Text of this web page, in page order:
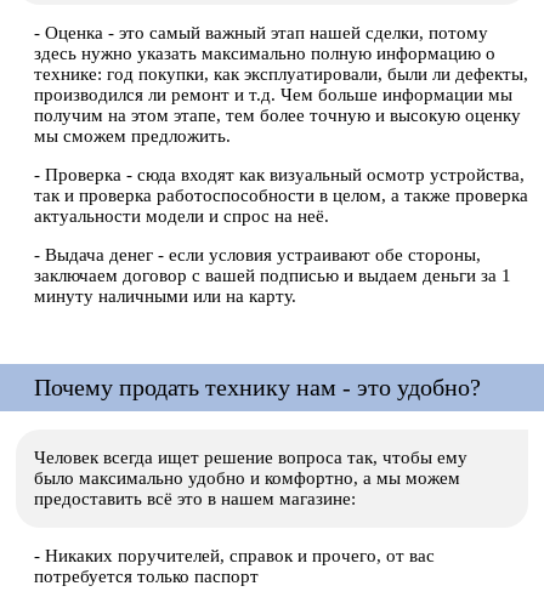
- Оценка - это самый важный этап нашей сделки, потому
здесь нужно указать максимально полную информацию о
технике: год покупки, как эксплуатировали, были ли дефекты,
производился ли ремонт и т.д. Чем больше информации мы
получим на этом этапе, тем более точную и высокую оценку
мы сможем предложить.
- Проверка - сюда входят как визуальный осмотр устройства,
так и проверка работоспособности в целом, а также проверка
актуальности модели и спрос на неё.
- Выдача денег - если условия устраивают обе стороны,
заключаем договор с вашей подписью и выдаем деньги за 1
минуту наличными или на карту.
Почему продать технику нам - это удобно?
Человек всегда ищет решение вопроса так, чтобы ему
было максимально удобно и комфортно, а мы можем
предоставить всё это в нашем магазине:
- Никаких поручителей, справок и прочего, от вас
потребуется только паспорт